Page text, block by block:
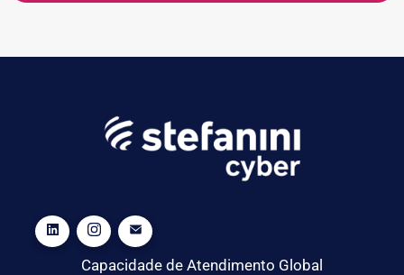
Capacidade de Atendimento Global